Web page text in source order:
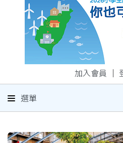
加入會員 ｜
選單